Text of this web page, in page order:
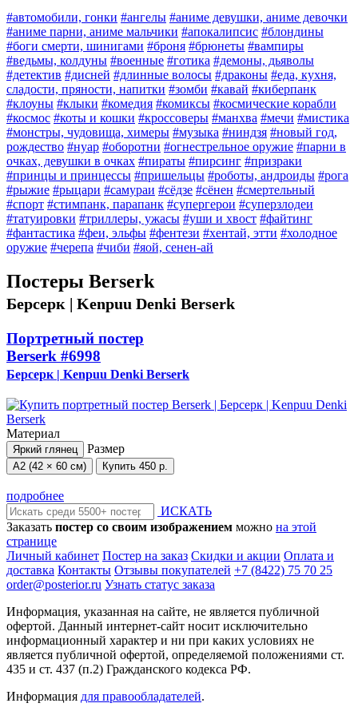
#автомобили, гонки #ангелы #аниме девушки, аниме девочки
#аниме парни, аниме мальчики #апокалипсис #блондины
#боги смерти, шинигами #броня #брюнеты #вампиры
#ведьмы, колдуны #военные #готика #демоны, дьяволы
#детектив #дисней #длинные волосы #драконы #еда, кухня,
сладости, пряности, напитки #зомби #кавай #киберпанк
#клоуны #клыки #комедия #комиксы #космические корабли
#космос #коты и кошки #кроссоверы #манхва #мечи #мистика
#монстры, чудовища, химеры #музыка #ниндзя #новый год,
рождество #нуар #оборотни #огнестрельное оружие #парни в
очках, девушки в очках #пираты #пирсинг #призраки
#принцы и принцессы #пришельцы #роботы, андроиды #рога
#рыжие #рыцари #самураи #сёдзе #сёнен #смертельный
#спорт #стимпанк, парапанк #супергерои #суперзлодеи
#татуировки #триллеры, ужасы #уши и хвост #файтинг
#фантастика #феи, эльфы #фентези #хентай, этти #холодное
оружие #черепа #чиби #яой, сенен-ай
Постеры Berserk
Берсерк | Kenpuu Denki Berserk
Портретный постер
Berserk #6998
Берсерк | Kenpuu Denki Berserk
Материал
Яркий глянец Размер
А2 (42 × 60 см) Купить 450 р.
подробнее
ИСКАТЬ
Заказать постер со своим изображением можно на этой
странице
Личный кабинет Постер на заказ Скидки и акции Оплата и
доставка Контакты Отзывы покупателей +7 (8422) 75 70 25
order@posterior.ru Узнать статус заказа
Информация, указанная на сайте, не является публичной
офертой. Данный интернет-сайт носит исключительно
информационный характер и ни при каких условиях не
является публичной офертой, определяемой положениями ст.
435 и ст. 437 (п.2) Гражданского кодекса РФ.
Информация для правообладателей.